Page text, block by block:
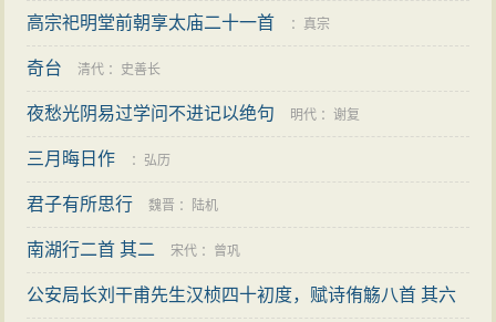
高宗祀明堂前朝享太庙二十一首 ： 真宗
奇台 清代 ： 史善长
夜愁光阴易过学问不进记以绝句 明代 ：谢复
三月晦日作 ： 弘历
君子有所思行 魏晋 ： 陆机
南湖行二首 其二 宋代 ： 曾巩
公安局长刘干甫先生汉桢四十初度，赋诗侑觞八首 其六